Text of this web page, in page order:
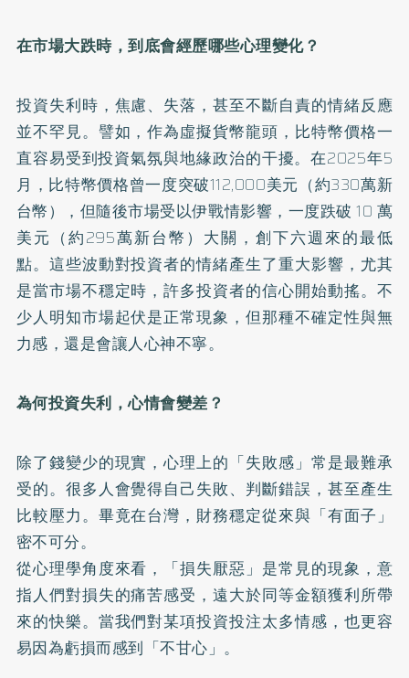
在市場大跌時，到底會經歷哪些心理變化？
投資失利時，焦慮、失落，甚至不斷自責的情緒反應
並不罕見。譬如，作為虛擬貨幣龍頭， 比特幣價格一
直容易受到投資氣氛與地緣政治的干擾。在2025年5
月，比特幣價格曾一度突破112,000美元（約330萬新
台幣），但隨後市場受以伊戰情影響，一度跌破 10 萬
美元（約295萬新台幣）大關，創下六週來的最低
點。這些波動對投資者的情緒產生了重大影響，尤其
是當市場不穩定時，許多投資者的信心開始動搖。不
少人明知市場起伏是正常現象，但那種不確定性與無
力感，還是會讓人心神不寧。
為何投資失利，心情會變差？
除了錢變少的現實，心理上的「失敗感」常是最難承
受的。很多人會覺得自己失敗、判斷錯誤，甚至產生
比較壓力。畢竟在台灣，財務穩定從來與「有面子」
密不可分。
從心理學角度來看，「損失厭惡」是常見的現象，意
指人們對損失的痛苦感受，遠大於同等金額獲利所帶
來的快樂。當我們對某項投資投注太多情感，也更容
易因為虧損而感到「不甘心」。